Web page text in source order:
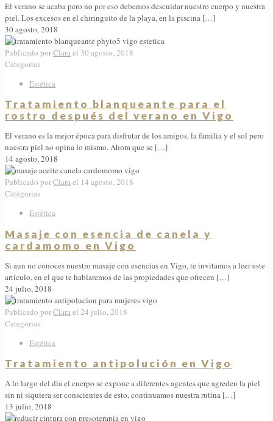
El verano se acaba pero no por eso debemos descuidar nuestro cuerpo y nuestra
piel. Los excesos en el chiringuito de la playa, en la piscina […]
30 agosto, 2018
Publicado porClarael 30 agosto, 2018
Categorias
Estética
Tratamiento blanqueante para el
rostro después del verano en Vigo
El verano es la mejor época para disfrutar de los amigos, la familia y el sol pero
nuestra piel no opina lo mismo. Ahora que se […]
14 agosto, 2018
Publicado porClarael 14 agosto, 2018
Categorias
Estética
Masaje con esencia de canela y
cardamomo en Vigo
Si aun no conoces nuestro masaje con esencias en Vigo, te invitamos a leer este
artículo, en el que te hablaremos de las propiedades que ofrecen […]
24 julio, 2018
Publicado porClarael 24 julio, 2018
Categorias
Estética
Tratamiento antipolución en Vigo
A lo largo del día el cuerpo se expone a diferentes agentes que agreden la piel
sin ni siquiera ser conscientes de esto, continuamos nuestra rutina […]
13 julio, 2018